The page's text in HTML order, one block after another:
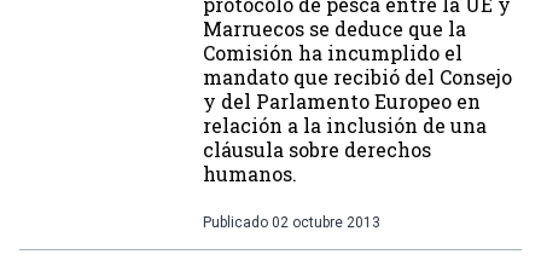
Marruecos se deduce que la
Comisión ha incumplido el
mandato que recibió del Consejo
y del Parlamento Europeo en
relación a la inclusión de una
cláusula sobre derechos
humanos.
Publicado 02 octubre 2013